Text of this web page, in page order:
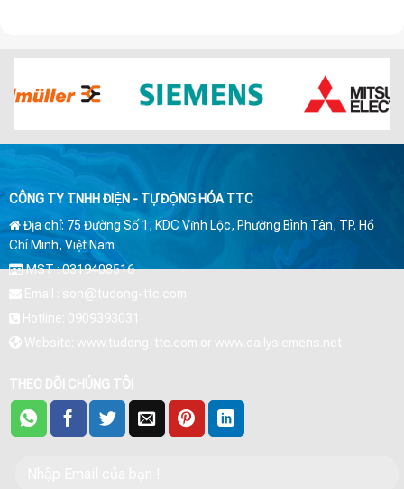
CÔNG TY TNHH ĐIỆN - TỰ ĐỘNG HÓA TTC
Địa chỉ: 75 Đường Số 1, KDC Vĩnh Lộc, Phường Bình Tân, TP. Hồ
Chí Minh, Việt Nam
MST : 0319408516
Email : son@tudong-ttc.com
Hotline: 0909393031
Website: www.tudong-ttc.com or www.dailysiemens.net
THEO DÕI CHÚNG TÔI